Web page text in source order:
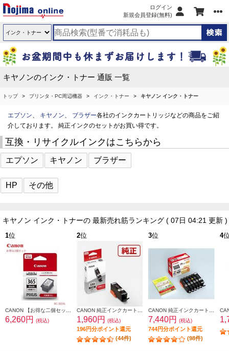
ログイン
新規会員登録(無料)
キヤノンのインク・トナー 通販 一覧
トップ プリンタ・PC周辺機器 インク・トナー キヤノン インク・トナー
エプソン、 キヤノン、 ブラザー各社のインクカートリッジなどの商品をご紹
介しております。 純正インクのセットがお買い得です。
互換・リサイクルインクはこちらから
エプソン キヤノン ブラザー
HP その他
キヤノン インク・トナーの 最新売れ筋ランキング ( 07日 04:21 更新 )
1位
CANON 【お得な二個セット】CANON 純正インクカートリッジ ブラック（大容量） BC-365XL BC-365XL-2-ESET
6,260円 (税込)
2位
CANON 純正インクカートリッジ（大容量）ブラック BCI-380XLPGBK
1,960円 (税込)
196円分ポイント還元
(44件)
3位
CANON 純正インクカートリッジ 6色マルチパック BCI-381-380-6MP
7,440円 (税込)
744円分ポイント還元
(98件)
4